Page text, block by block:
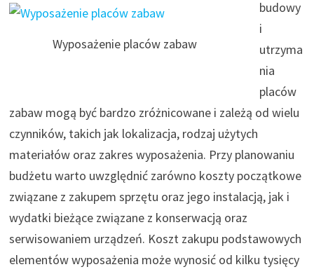
Wyposażenie placów zabaw
budowy
i
utrzyma
nia
placów
zabaw mogą być bardzo zróżnicowane i zależą od wielu
czynników, takich jak lokalizacja, rodzaj użytych
materiałów oraz zakres wyposażenia. Przy planowaniu
budżetu warto uwzględnić zarówno koszty początkowe
związane z zakupem sprzętu oraz jego instalacją, jak i
wydatki bieżące związane z konserwacją oraz
serwisowaniem urządzeń. Koszt zakupu podstawowych
elementów wyposażenia może wynosić od kilku tysięcy